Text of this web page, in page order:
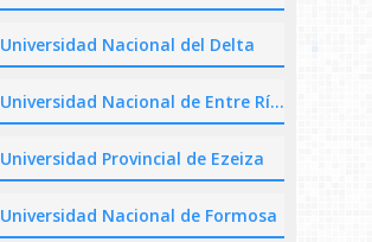
Universidad Nacional del Delta
Universidad Nacional de Entre Ríos
Universidad Provincial de Ezeiza
Universidad Nacional de Formosa